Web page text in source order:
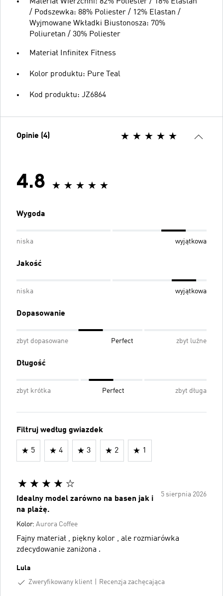
/ Podszewka: 88% Poliester / 12% Elastan /
Wyjmowane Wkładki Biustonosza: 70%
Poliuretan / 30% Poliester
Materiał Infinitex Fitness
Kolor produktu: Pure Teal
Kod produktu: JZ6864
Opinie (4)
4.8
Wygoda
niska wyjątkowa
Jakość
niska wyjątkowa
Dopasowanie
zbyt dopasowane Perfect zbyt luźne
Długość
zbyt krótka Perfect zbyt długa
Filtruj według gwiazdek
5 4 3 2 1
5 sierpnia 2026
Idealny model zarówno na basen jak i
na plażę.
Kolor: Aurora Coffee
Fajny materiał , piękny kolor , ale rozmiarówka
zdecydowanie zaniżona .
Lula
Zweryfikowany klient
Recenzja zachęcająca